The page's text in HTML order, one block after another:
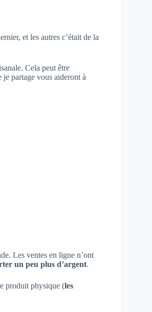
et les autres c’était de la
Cela peut être
je partage vous aideront à
Les ventes en ligne n’ont
un peu plus d’argent.
produit physique (les